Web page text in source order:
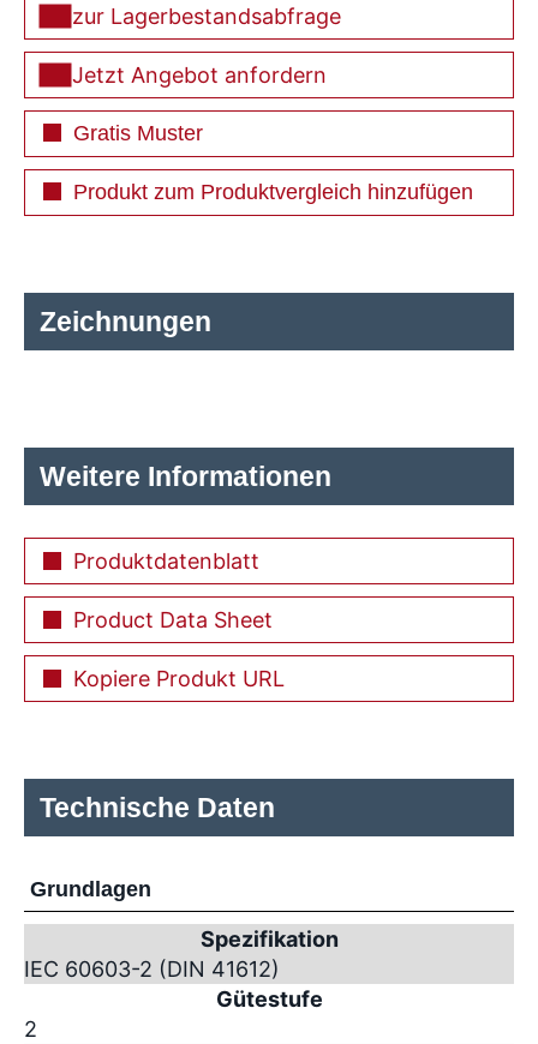
Zeichnungen
Weitere Informationen
Produktdatenblatt
Product Data Sheet
Kopiere Produkt URL
zur Lagerbestandsabfrage
Jetzt Angebot anfordern
Gratis Muster
Produkt zum Produktvergleich hinzufügen
Technische Daten
Grundlagen
Spezifikation
IEC 60603-2 (DIN 41612)
Gütestufe
2